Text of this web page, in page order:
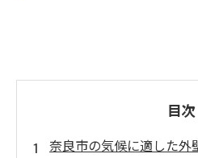
目次
奈良市の気候に適した外